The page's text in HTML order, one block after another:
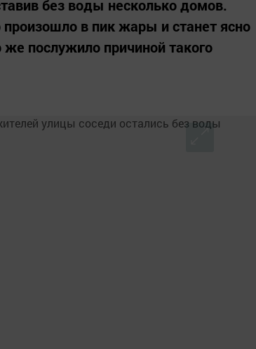
без воды несколько домов.
произошло в пик жары и станет ясно
послужило причиной такого